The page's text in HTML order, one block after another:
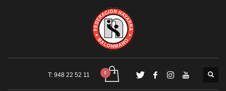
T: 948 22 52 11